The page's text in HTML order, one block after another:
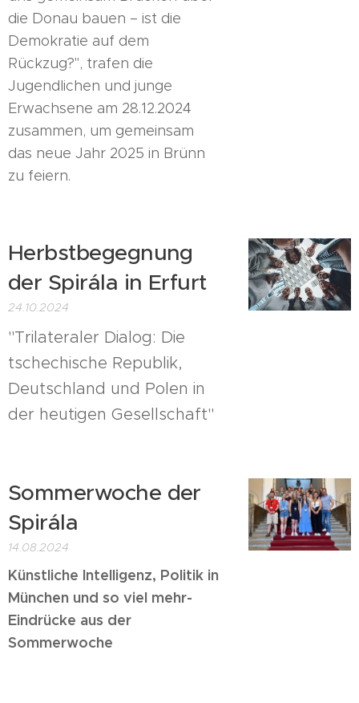
die Donau bauen – ist die
Demokratie auf dem
Rückzug?", trafen die
Jugendlichen und junge
Erwachsene am 28.12.2024
zusammen, um gemeinsam
das neue Jahr 2025 in Brünn
zu feiern.
Herbstbegegnung
der Spirála in Erfurt
24.10.2024
"Trilateraler Dialog: Die
tschechische Republik,
Deutschland und Polen in
der heutigen Gesellschaft"
Sommerwoche der
Spirála
14.08.2024
Künstliche Intelligenz, Politik in
München und so viel mehr-
Eindrücke aus der
Sommerwoche